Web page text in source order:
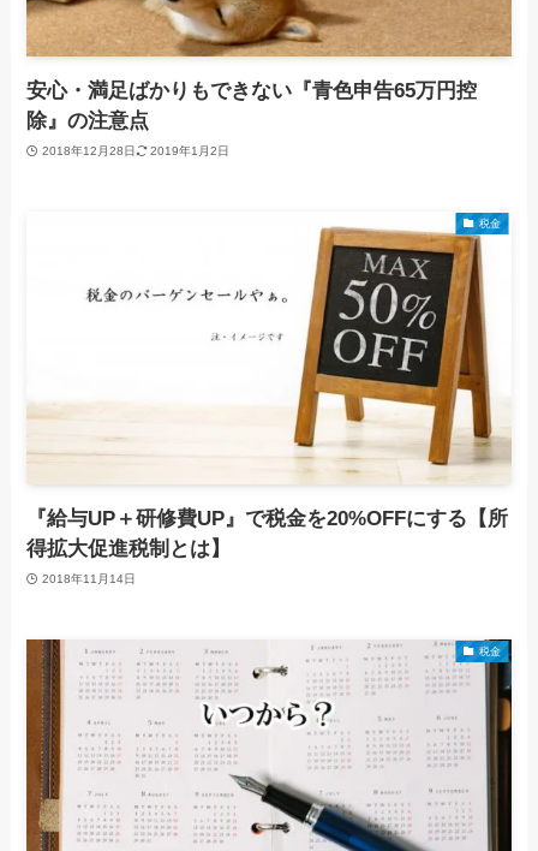
安心・満足ばかりもできない『青色申告65万円控
除』の注意点
2018年12月28日 2019年1月2日
税金
『給与UP＋研修費UP』で税金を20%OFFにする【所
得拡大促進税制とは】
2018年11月14日
税金